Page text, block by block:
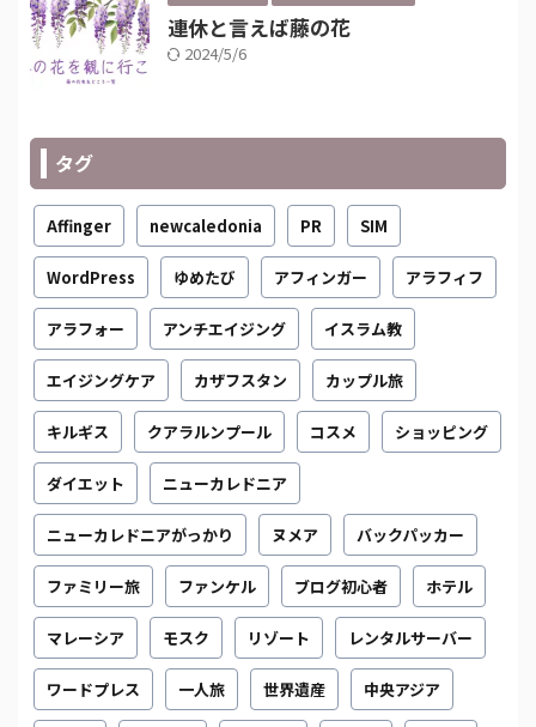
連休と言えば藤の花
2024/5/6
タグ
Affinger newcaledonia PR SIM
WordPress ゆめたび アフィンガー アラフィフ
アラフォー アンチエイジング イスラム教
エイジングケア カザフスタン カップル旅
キルギス クアラルンプール コスメ ショッピング
ダイエット ニューカレドニア
ニューカレドニアがっかり ヌメア バックパッカー
ファミリー旅 ファンケル ブログ初心者 ホテル
マレーシア モスク リゾート レンタルサーバー
ワードプレス 一人旅 世界遺産 中央アジア